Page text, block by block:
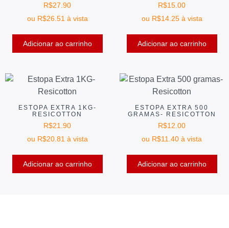
R$27.90
ou R$26.51 à vista
Adicionar ao carrinho
R$15.00
ou R$14.25 à vista
Adicionar ao carrinho
ESTOPA EXTRA 1KG-
RESICOTTON
R$21.90
ou R$20.81 à vista
Adicionar ao carrinho
ESTOPA EXTRA 500
GRAMAS- RESICOTTON
R$12.00
ou R$11.40 à vista
Adicionar ao carrinho